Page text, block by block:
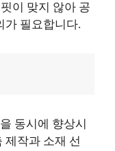
이 맞지 않아 공
가 필요합니다.
동시에 향상시
제작과 소재 선